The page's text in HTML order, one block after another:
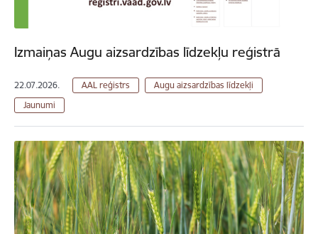
Izmaiņas Augu aizsardzības līdzekļu reģistrā
22.07.2026. AAL reģistrs
Augu aizsardzības līdzekļi
Jaunumi